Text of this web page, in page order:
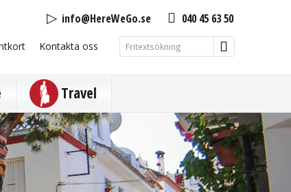
040 45 63 50
info@HereWeGo.se
Kontakta oss
Travel